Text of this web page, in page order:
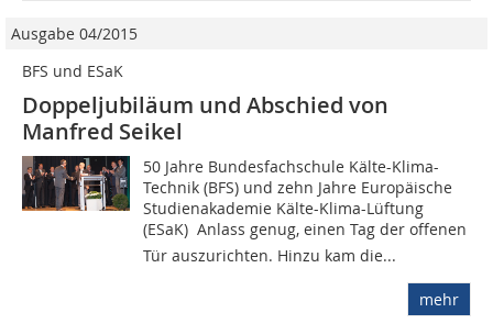
Ausgabe 04/2015
BFS und ESaK
Doppeljubiläum und Abschied von
Manfred Seikel
50 Jahre Bundesfachschule Kälte-Klima-
Technik (BFS) und zehn Jahre Europäische
Studienakademie Kälte-Klima-Lüftung
(ESaK)  Anlass genug, einen Tag der offenen
Tür auszurichten. Hinzu kam die...
mehr